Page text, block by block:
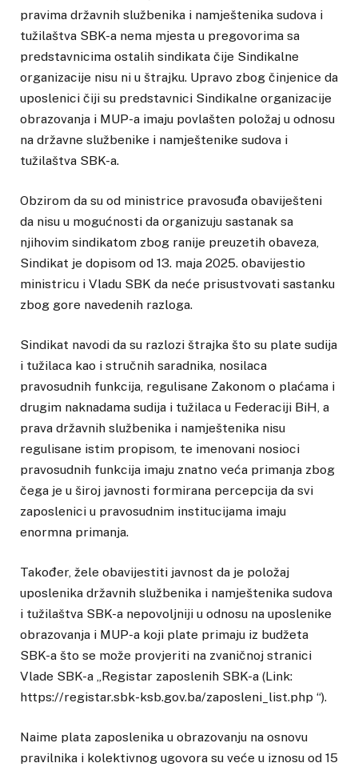
pravima državnih službenika i namještenika sudova i
tužilaštva SBK-a nema mjesta u pregovorima sa
predstavnicima ostalih sindikata čije Sindikalne
organizacije nisu ni u štrajku. Upravo zbog činjenice da
uposlenici čiji su predstavnici Sindikalne organizacije
obrazovanja i MUP-a imaju povlašten položaj u odnosu
na državne službenike i namještenike sudova i
tužilaštva SBK-a.
Obzirom da su od ministrice pravosuđa obaviješteni
da nisu u mogućnosti da organizuju sastanak sa
njihovim sindikatom zbog ranije preuzetih obaveza,
Sindikat je dopisom od 13. maja 2025. obavijestio
ministricu i Vladu SBK da neće prisustvovati sastanku
zbog gore navedenih razloga.
Sindikat navodi da su razlozi štrajka što su plate sudija
i tužilaca kao i stručnih saradnika, nosilaca
pravosudnih funkcija, regulisane Zakonom o plaćama i
drugim naknadama sudija i tužilaca u Federaciji BiH, a
prava državnih službenika i namještenika nisu
regulisane istim propisom, te imenovani nosioci
pravosudnih funkcija imaju znatno veća primanja zbog
čega je u široj javnosti formirana percepcija da svi
zaposlenici u pravosudnim institucijama imaju
enormna primanja.
Također, žele obavijestiti javnost da je položaj
uposlenika državnih službenika i namještenika sudova
i tužilaštva SBK-a nepovoljniji u odnosu na uposlenike
obrazovanja i MUP-a koji plate primaju iz budžeta
SBK-a što se može provjeriti na zvaničnoj stranici
Vlade SBK-a „Registar zaposlenih SBK-a (Link:
https://registar.sbk-ksb.gov.ba/zaposleni_list.php “).
Naime plata zaposlenika u obrazovanju na osnovu
pravilnika i kolektivnog ugovora su veće u iznosu od 15